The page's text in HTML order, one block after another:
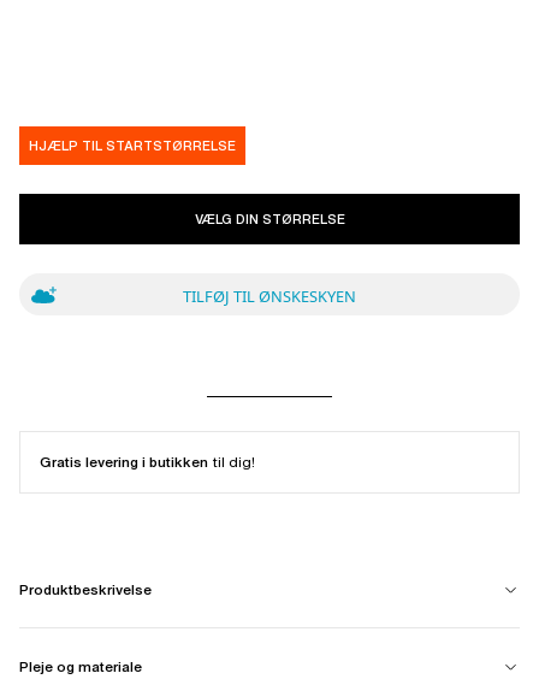
HJÆLP TIL STARTSTØRRELSE
VÆLG DIN STØRRELSE
TILFØJ TIL ØNSKESKYEN
Gratis levering i butikken til dig!
Produktbeskrivelse
Pleje og materiale